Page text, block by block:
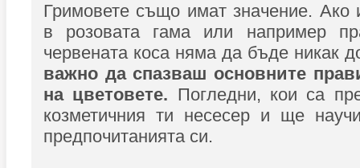
Гримовете също имат значение. Ако
в розовата гама или например
червената коса няма да бъде никак
важно да спазваш основните
на цветовете. Погледни, кои са
козметичния ти несесер и ще
предпочитанията си.